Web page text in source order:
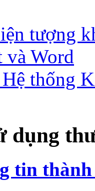
tượng
và Word
thống
dụng
tin